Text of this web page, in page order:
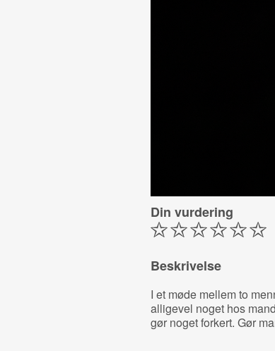
Din vurdering
Beskrivelse
I et møde mellem to
alligevel noget hos
gør noget forkert. Gør